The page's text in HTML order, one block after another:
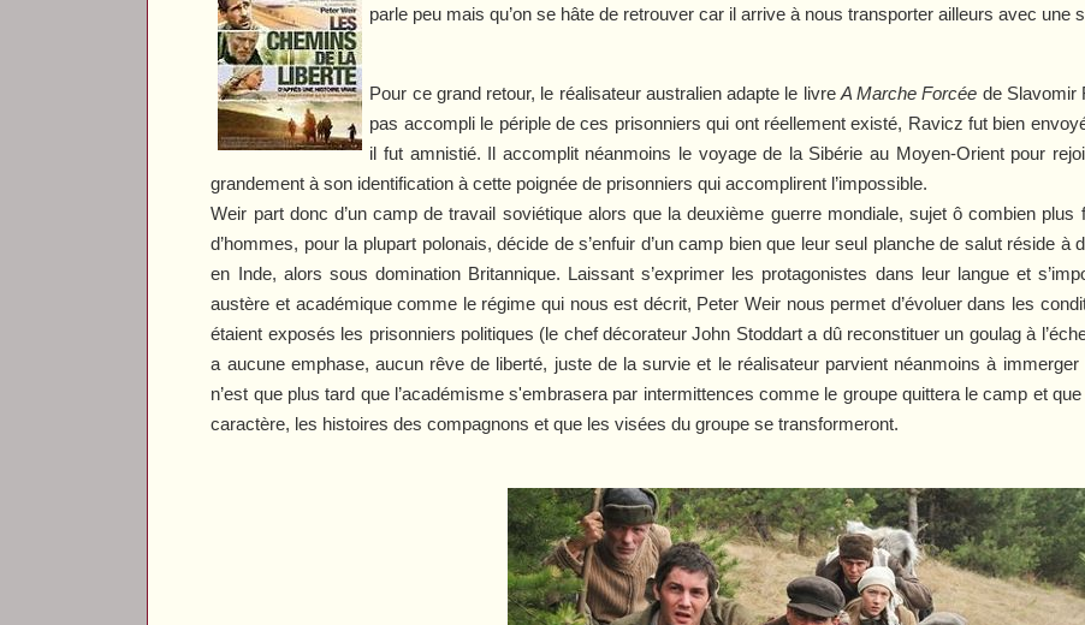
parle peu mais qu’on se hâte de retrouver car il arrive à nous transporter ailleurs avec une
Pour ce grand retour, le réalisateur australien adapte le livre A Marche Forcée de Slavomir
pas accompli le périple de ces prisonniers qui ont réellement existé, Ravicz fut bien
il fut amnistié. Il accomplit néanmoins le voyage de la Sibérie au Moyen-Orient pour
grandement à son identification à cette poignée de prisonniers qui accomplirent l’impossible.
Weir part donc d’un camp de travail soviétique alors que la deuxième guerre mondiale, sujet ô combien
d’hommes, pour la plupart polonais, décide de s’enfuir d’un camp bien que leur seul planche de salut réside
en Inde, alors sous domination Britannique. Laissant s’exprimer les protagonistes dans leur langue et
austère et académique comme le régime qui nous est décrit, Peter Weir nous permet d’évoluer dans les
étaient exposés les prisonniers politiques (le chef décorateur John Stoddart a dû reconstituer un goulag à
a aucune emphase, aucun rêve de liberté, juste de la survie et le réalisateur parvient néanmoins à
n’est que plus tard que l’académisme s'embrasera par intermittences comme le groupe quittera le camp et
caractère, les histoires des compagnons et que les visées du groupe se transformeront.